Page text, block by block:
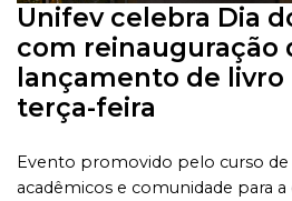
Unifev celebra Dia
com reinauguração
lançamento de
terça-feira
Evento promovido pelo curso
acadêmicos e comunidade para